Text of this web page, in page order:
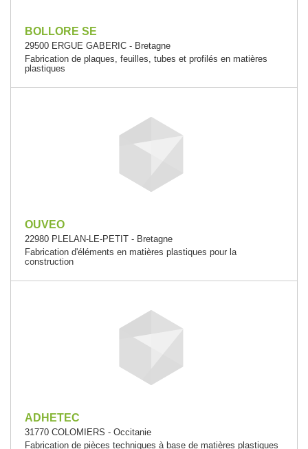
BOLLORE SE
29500 ERGUE GABERIC - Bretagne
Fabrication de plaques, feuilles, tubes et profilés en matières
plastiques
OUVEO
22980 PLELAN-LE-PETIT - Bretagne
Fabrication d'éléments en matières plastiques pour la
construction
ADHETEC
31770 COLOMIERS - Occitanie
Fabrication de pièces techniques à base de matières plastiques